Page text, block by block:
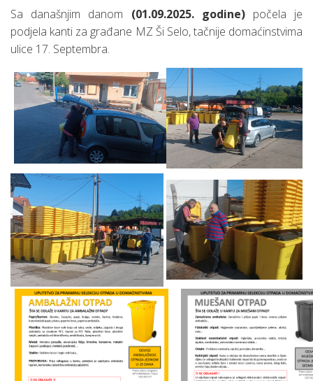
Sa današnjim danom (01.09.2025. godine)počela je
podjela kanti za građane MZ Ši Selo, tačnije domaćinstvima
ulice 17. Septembra.